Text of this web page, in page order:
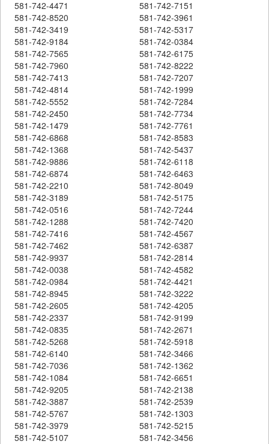
581-742-4471
581-742-7151
581-742-8520
581-742-3961
581-742-3419
581-742-5317
581-742-9184
581-742-0384
581-742-7565
581-742-6175
581-742-7960
581-742-8222
581-742-7413
581-742-7207
581-742-4814
581-742-1999
581-742-5552
581-742-7284
581-742-2450
581-742-7734
581-742-1479
581-742-7761
581-742-6868
581-742-8583
581-742-1368
581-742-5437
581-742-9886
581-742-6118
581-742-6874
581-742-6463
581-742-2210
581-742-8049
581-742-3189
581-742-5175
581-742-0516
581-742-7244
581-742-1288
581-742-7420
581-742-7416
581-742-4567
581-742-7462
581-742-6387
581-742-9937
581-742-2814
581-742-0038
581-742-4582
581-742-0984
581-742-4421
581-742-8945
581-742-3222
581-742-2605
581-742-4205
581-742-2337
581-742-9199
581-742-0835
581-742-2671
581-742-5268
581-742-5918
581-742-6140
581-742-3466
581-742-7036
581-742-1362
581-742-1084
581-742-6651
581-742-9205
581-742-2138
581-742-3887
581-742-2539
581-742-5767
581-742-1303
581-742-3979
581-742-5215
581-742-5107
581-742-3456